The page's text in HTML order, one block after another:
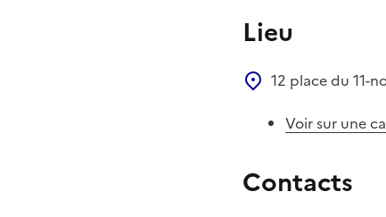
Lieu
12 place du 11-
Voir sur une
Contacts